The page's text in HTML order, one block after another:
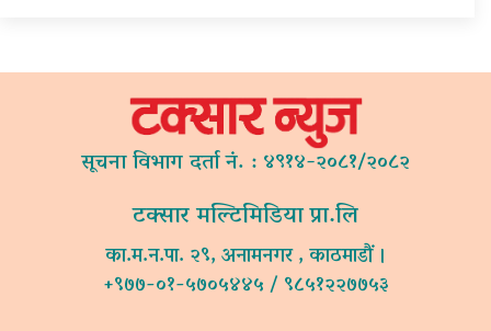
सूचना विभाग दर्ता नं. : ४९१४-२०८१/२०८२
टक्सार मल्टिमिडिया प्रा.लि
का.म.न.पा. २९, अनामनगर , काठमाडौं ।
+९७७-०१-५७०५४४५ / ९८५१२२७७५३